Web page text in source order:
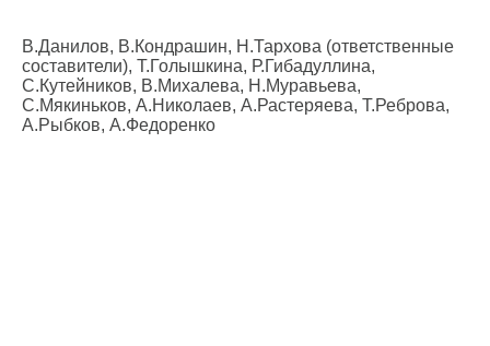
В.Данилов, В.Кондрашин, Н.Тархова (ответственные
составители), Т.Голышкина, Р.Гибадуллина,
С.Кутейников, В.Михалева, Н.Муравьева,
С.Мякиньков, А.Николаев, А.Растеряева, Т.Реброва,
А.Рыбков, А.Федоренко